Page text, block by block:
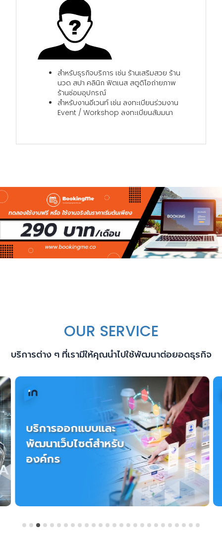
สำหรับธุรกิจบริการ เช่น ร้านเสริมสวย ร้าน
นวด สปา คลินิก ฟิตเนส สตูดิโอถ่ายภาพ
ร้านซ่อมอุปกรณ์
สำหรับงานอีเวนท์ เช่น ลงทะเบียนร่วมงาน
Event / Workshop ลงทะเบียนสัมมนา
OUR SERVICE
บริการต่าง ๆ ที่เรามีให้คุณนำไปใช้พัฒนาต่อยอดธุรกิจ
บริการออกแบบและ
พัฒนาเว็บไซต์สำหรับ
องค์กร